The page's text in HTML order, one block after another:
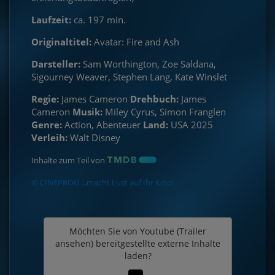
Laufzeit: ca. 197 min.
Originaltitel: Avatar: Fire and Ash
Darsteller: Sam Worthington, Zoe Saldana,
Sigourney Weaver, Stephen Lang, Kate Winslet
Regie: James Cameron Drehbuch: James
Cameron Musik: Miley Cyrus, Simon Franglen
Genre: Action, Abenteuer Land: USA 2025
Verleih: Walt Disney
Inhalte zum Teil von
© CINEPROG ...macht Lust auf Ihr Kino!
Möchten Sie von Youtube (Trailer
ansehen) bereitgestellte externe Inhalte
laden?